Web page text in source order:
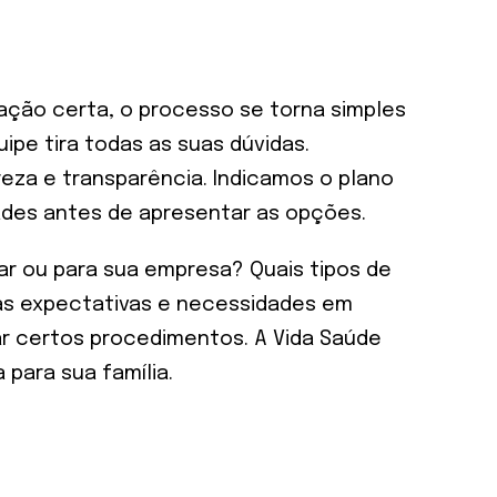
certa, o processo se torna simples
tira todas as suas dúvidas.
e transparência. Indicamos o plano
antes de apresentar as opções.
ou para sua empresa? Quais tipos de
expectativas e necessidades em
certos procedimentos. A Vida Saúde
sua família.